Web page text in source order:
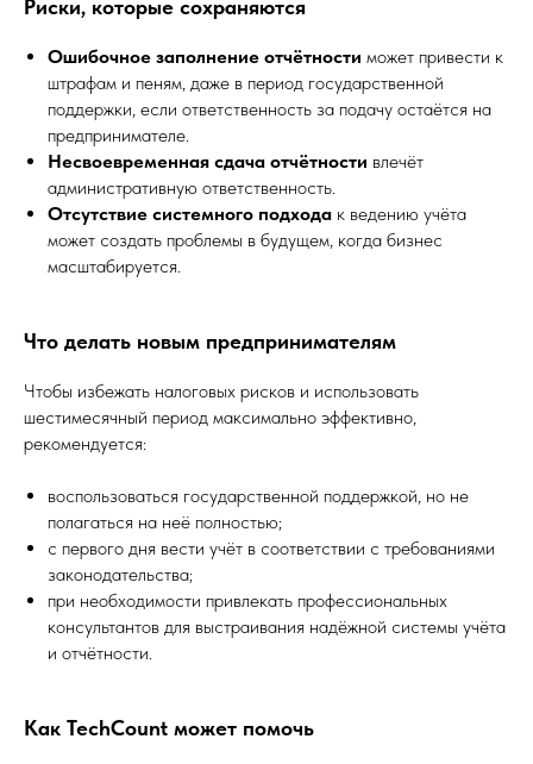
Риски, которые сохраняются
Ошибочное заполнение отчётности может привести к
штрафам и пеням, даже в период государственной
поддержки, если ответственность за подачу остаётся на
предпринимателе.
Несвоевременная сдача отчётности влечёт
административную ответственность.
Отсутствие системного подхода к ведению учёта
может создать проблемы в будущем, когда бизнес
масштабируется.
Что делать новым предпринимателям
Чтобы избежать налоговых рисков и использовать
шестимесячный период максимально эффективно,
рекомендуется:
воспользоваться государственной поддержкой, но не
полагаться на неё полностью;
с первого дня вести учёт в соответствии с требованиями
законодательства;
при необходимости привлекать профессиональных
консультантов для выстраивания надёжной системы учёта
и отчётности.
Как TechCount может помочь